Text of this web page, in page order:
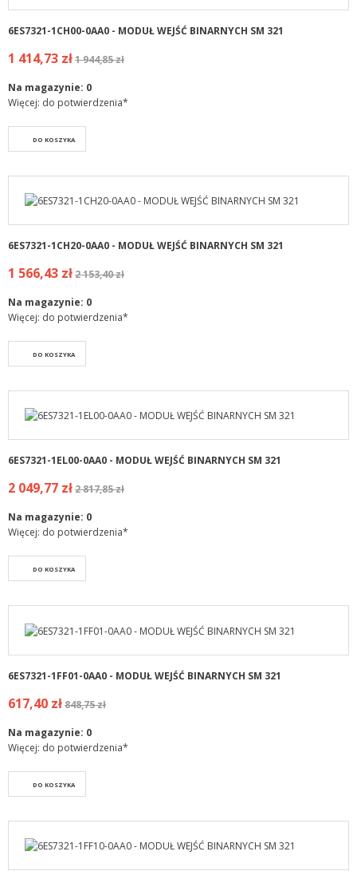
6ES7321-1CH00-0AA0 - MODUŁ WEJŚĆ BINARNYCH SM 321
1 414,73 zł1 944,85 zł
Na magazynie: 0
Więcej: do potwierdzenia*
DO KOSZYKA
6ES7321-1CH20-0AA0 - MODUŁ WEJŚĆ BINARNYCH SM 321
1 566,43 zł2 153,40 zł
Na magazynie: 0
Więcej: do potwierdzenia*
DO KOSZYKA
6ES7321-1EL00-0AA0 - MODUŁ WEJŚĆ BINARNYCH SM 321
2 049,77 zł2 817,85 zł
Na magazynie: 0
Więcej: do potwierdzenia*
DO KOSZYKA
6ES7321-1FF01-0AA0 - MODUŁ WEJŚĆ BINARNYCH SM 321
617,40 zł848,75 zł
Na magazynie: 0
Więcej: do potwierdzenia*
DO KOSZYKA